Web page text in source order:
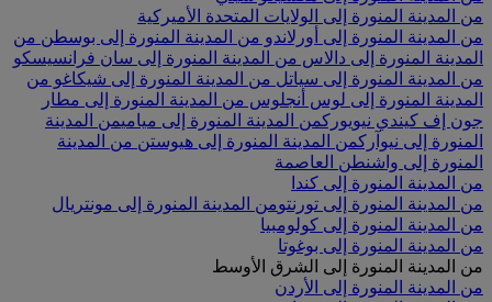
من المدينة المنورة إلى الولايات المتحدة الأميركية
من المدينة المنورة إلى أورلاندو من المدينة المنورة إلى بوسطن من
المدينة المنورة إلى دالاس من المدينة المنورة إلى سان فرانسيسكو
من المدينة المنورة إلى سياتل من المدينة المنورة إلى شيكاغو من
المدينة المنورة إلى لوس أنجلوس من المدينة المنورة إلى مطار
جون إف كيندي نيويوركمن المدينة المنورة إلى مياميمن المدينة
المنورة إلى نيوآركمن المدينة المنورة إلى هيوستن من المدينة
المنورة إلى واشنطن العاصمة
من المدينة المنورة إلى كندا
من المدينة المنورة إلى تورنتومن المدينة المنورة إلى مونتريال
من المدينة المنورة إلى كولومبيا
من المدينة المنورة إلى بوغوتا
من المدينة المنورة إلى الشرق الأوسط
من المدينة المنورة إلى الأردن